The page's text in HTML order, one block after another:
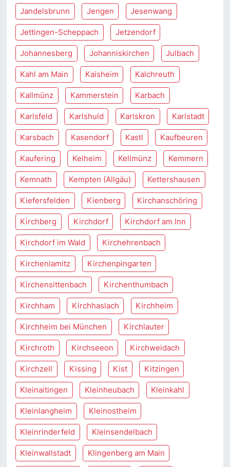
Jandelsbrunn Jengen Jesenwang
Jettingen-Scheppach Jetzendorf
Johannesberg Johanniskirchen Julbach
Kahl am Main Kaisheim Kalchreuth
Kallmünz Kammerstein Karbach
Karlsfeld Karlshuld Karlskron Karlstadt
Karsbach Kasendorf Kastl Kaufbeuren
Kaufering Kelheim Kellmünz Kemmern
Kemnath Kempten (Allgäu) Kettershausen
Kiefersfelden Kienberg Kirchanschöring
Kirchberg Kirchdorf Kirchdorf am Inn
Kirchdorf im Wald Kirchehrenbach
Kirchenlamitz Kirchenpingarten
Kirchensittenbach Kirchenthumbach
Kirchham Kirchhaslach Kirchheim
Kirchheim bei München Kirchlauter
Kirchroth Kirchseeon Kirchweidach
Kirchzell Kissing Kist Kitzingen
Kleinaitingen Kleinheubach Kleinkahl
Kleinlangheim Kleinostheim
Kleinrinderfeld Kleinsendelbach
Kleinwallstadt Klingenberg am Main